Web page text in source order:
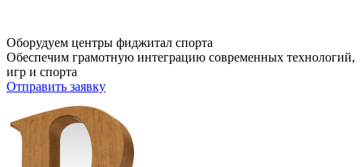
Оборудуем центры фиджитал спорта
Обеспечим грамотную интеграцию современных технологий,
игр и спорта
Отправить заявку